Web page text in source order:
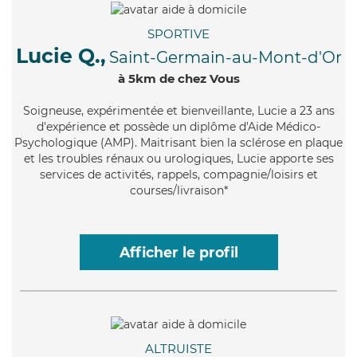
SPORTIVE
Lucie Q., Saint-Germain-au-Mont-d'Or
à 5km de chez Vous
Soigneuse, expérimentée et bienveillante, Lucie a 23 ans
d'expérience et possède un diplôme d'Aide Médico-
Psychologique (AMP). Maitrisant bien la sclérose en plaque
et les troubles rénaux ou urologiques, Lucie apporte ses
services de activités, rappels, compagnie/loisirs et
courses/livraison*
Afficher le profil
ALTRUISTE